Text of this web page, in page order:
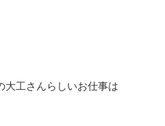
大工さんらしいお仕事は